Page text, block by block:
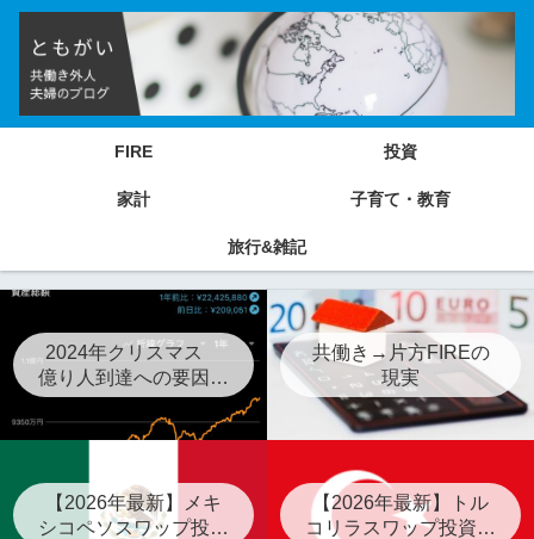
FIRE 投資
家計 子育て・教育
旅行&雑記
2024年クリスマス
億り人到達への要因分
析
共働き→片方FIREの
現実
【2026年最新】メキ
シコペソスワップ投資
【2026年最新】トル
コリラスワップ投資の